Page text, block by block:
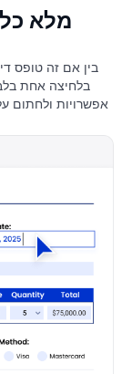
מלא
בלחיצה אחת
אפשרויות ולחתום